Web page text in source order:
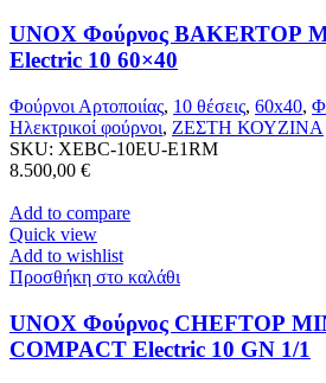
UNOX Φούρνος BAKERTOP
Electric 10 60×40
Φούρνοι Αρτοποιίας, 10 θέσεις, 60x40,
Ηλεκτρικοί φούρνοι, ΖΕΣΤΗ ΚΟΥΖΙΝΑ
SKU: XEBC-10EU-E1RM
8.500,00 €
Add to compare
Quick view
Add to wishlist
Προσθήκη στο καλάθι
UNOX Φούρνος CHEFTOP
COMPACT Electric 10 GN 1/1